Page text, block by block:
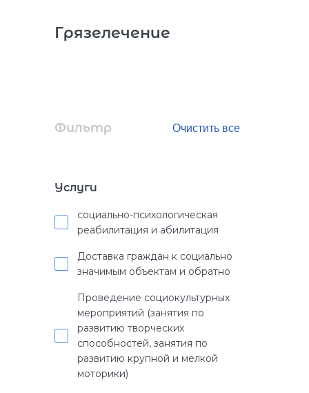
Грязелечение
Фильтр
Услуги
социально-психологическая
реабилитация и абилитация
Доставка граждан к социально
значимым объектам и обратно
Проведение социокультурных
мероприятий (занятия по
развитию творческих
способностей, занятия по
развитию крупной и мелкой
моторики)